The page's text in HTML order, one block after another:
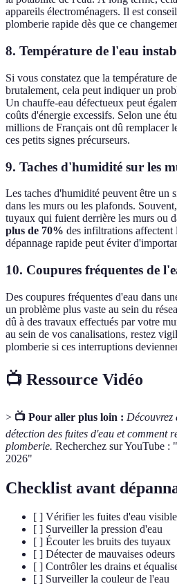
appareils électroménagers. Il est
plomberie rapide dès que ce
8. Température de l'eau
Si vous constatez que la température
brutalement, cela peut indiquer un
Un chauffe-eau défectueux peut
coûts d'énergie excessifs. Selon une
millions de Français ont dû remplacer
ces petits signes précurseurs.
9. Taches d'humidité sur les
Les taches d'humidité peuvent être un
dans les murs ou les plafonds.
tuyaux qui fuient derrière les murs ou
plus de 70% des infiltrations affectent
dépannage rapide peut éviter
10. Coupures fréquentes de
Des coupures fréquentes d'eau dans
un problème plus vaste au sein du
dû à des travaux effectués par votre
au sein de vos canalisations, restez
plomberie si ces interruptions
📺 Ressource Vidéo
> 📺 Pour aller plus loin : Découvrez
détection des fuites d'eau et comment
plomberie. Recherchez sur YouTube :
2026"
Checklist avant
[ ] Vérifier les fuites d'eau
[ ] Surveiller la pression d'eau
[ ] Écouter les bruits des tuyaux
[ ] Détecter de mauvaises odeurs
[ ] Contrôler les drains et
[ ] Surveiller la couleur de l'eau